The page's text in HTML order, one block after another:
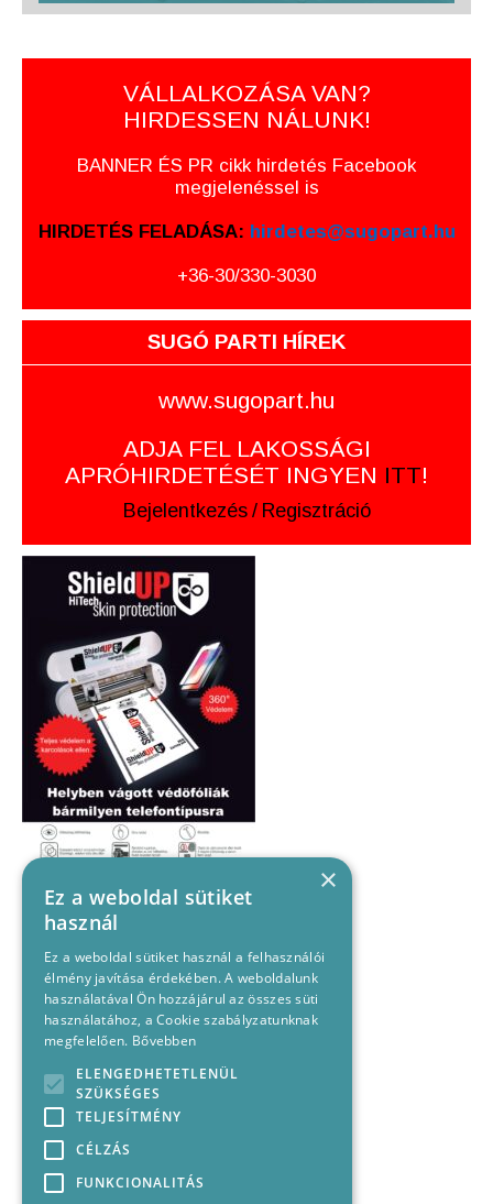
VÁLLALKOZÁSA VAN?
HIRDESSEN NÁLUNK!
BANNER ÉS PR cikk hirdetés Facebook
megjelenéssel is
HIRDETÉS FELADÁSA: hirdetes@sugopart.hu
+36-30/330-3030
SUGÓ PARTI HÍREK
www.sugopart.hu
ADJA FEL LAKOSSÁGI
APRÓHIRDETÉSÉT INGYEN ITT!
Bejelentkezés / Regisztráció
×
Ez a weboldal sütiket
használ
Ez a weboldal sütiket használ a felhasználói
élmény javítása érdekében. A weboldalunk
használatával Ön hozzájárul az összes süti
használatához, a Cookie szabályzatunknak
megfelelően. Bővebben
ELENGEDHETETLENÜL
SZÜKSÉGES
TELJESÍTMÉNY
CÉLZÁS
FUNKCIONALITÁS